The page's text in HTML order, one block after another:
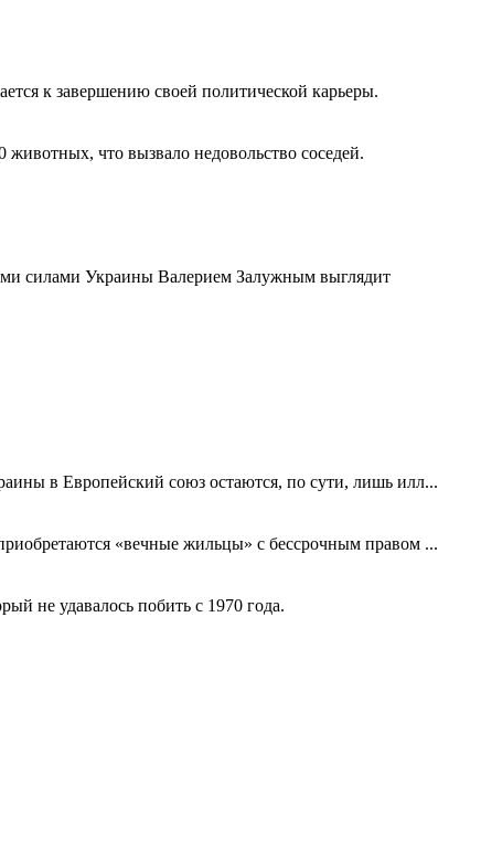
к завершению своей политической карьеры.
что вызвало недовольство соседей.
силами Украины Валерием Залужным выглядит
в Европейский союз остаются, по сути, лишь илл...
«вечные жильцы» с бессрочным правом ...
не удавалось побить с 1970 года.